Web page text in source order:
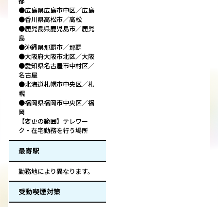
●広島県広島市中区／広島
●香川県高松市／高松
●鹿児島県鹿児島市／鹿児
島
●沖縄県那覇市／那覇
●大阪府大阪市北区／大阪
●愛知県名古屋市中村区／
名古屋
●北海道札幌市中央区／札
幌
●福岡県福岡市中央区／福
岡
【変更の範囲】テレワー
ク・在宅勤務を行う場所
最寄駅
勤務地により異なります。
受動喫煙対策